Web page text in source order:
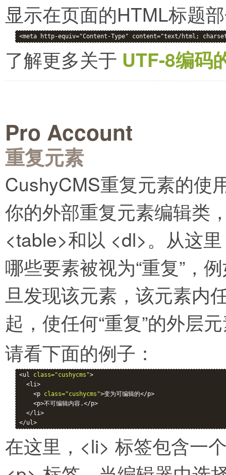
显示在页面的HTML标题
<meta http-equiv="Content-Type" content="text/html;
了解更多关于 UTF-8编码
Pro Account
重复元素
CushyCMS重复元素的使
你的外部重复元素编辑类
<table>和以 <dl>。从这
哪些要素被视为“重复”，
旦发现该元素，该元素内
起，使任何“重复”的外层
请看下面的例子：
<ul class="cushycms">
  <li>
    <p
class="cushycms">变为可编辑的</p>
    <p>不可编辑内容.</p>
  </li>
在这里，<li> 标签包含一